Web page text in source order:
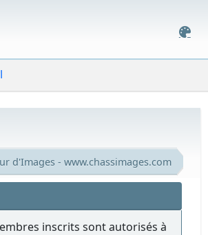
d'Images - www.chassimages.com
inscrits sont autorisés à